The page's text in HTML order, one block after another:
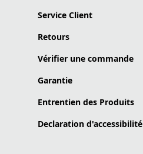
Service Client
Retours
Vérifier une commande
Garantie
Entrentien des Produits
Declaration d'accessibilité